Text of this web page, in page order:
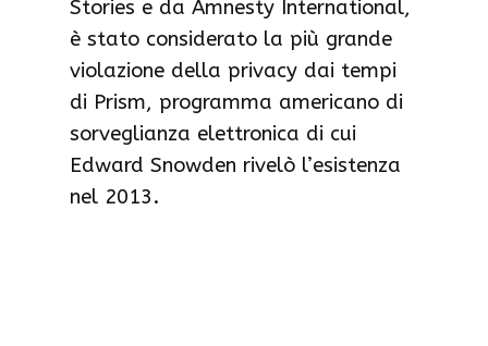
Stories e da Amnesty International,
è stato considerato la più grande
violazione della privacy dai tempi
di Prism, programma americano di
sorveglianza elettronica di cui
Edward Snowden rivelò l’esistenza
nel 2013.